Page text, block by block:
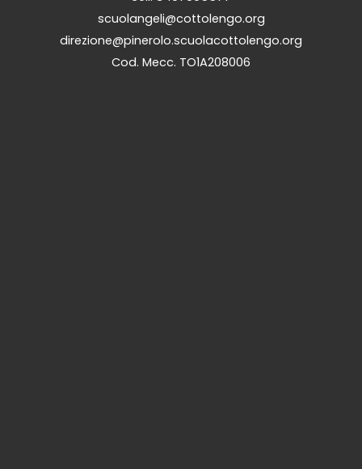
scuolangeli@cottolengo.org
direzione@pinerolo.scuolacottolengo.org
Cod. Mecc. TO1A208006